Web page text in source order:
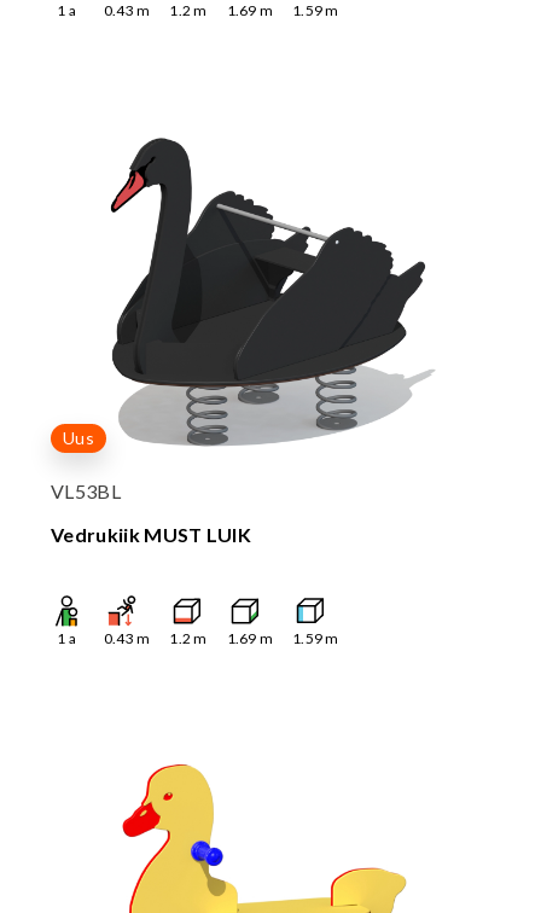
1 a 0.43 m 1.2 m 1.69 m 1.59m
Uus
VL53BL
Vedrukiik MUST LUIK
1 a 0.43 m 1.2 m 1.69 m 1.59m